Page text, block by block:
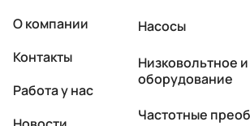
О компании
Контакты
Работа у нас
Насосы
Низковольтное
оборудование
Частотные